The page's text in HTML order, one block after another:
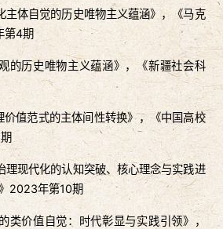
主体自觉的历史唯物主义蕴涵》，《马克
第4期
的历史唯物主义蕴涵》，《新疆社会科
价值范式的主体间性转换》，《中国高校
理现代化的认知突破、核心理念与实践进
2023年第10期
类价值自觉：时代彰显与实践引领》，